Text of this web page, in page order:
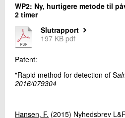
Jeg er din kontaktperson
Lene Meinert
Centerchef, Ph.D.
Send e-mail
Skriv til mig
WP2: Ny, hurtigere metode til
2 timer
Slutrapport
197 KB pdf
Patent:
"Rapid method for detection of S
2016/079304
Hansen, F. (2015) Nyhedsbrev